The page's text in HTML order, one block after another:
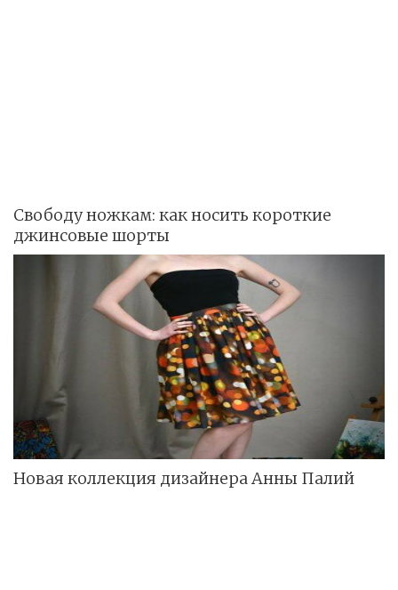
Свободу ножкам: как носить короткие
джинсовые шорты
Новая коллекция дизайнера Анны Палий